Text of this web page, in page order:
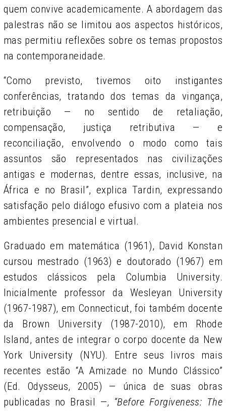
quem convive academicamente. A abordagem das
palestras não se limitou aos aspectos históricos,
mas permitiu reflexões sobre os temas propostos
na contemporaneidade.
“Como previsto, tivemos oito instigantes
conferências, tratando dos temas da vingança,
retribuição — no sentido de retaliação,
compensação, justiça retributiva — e
reconciliação, envolvendo o modo como tais
assuntos são representados nas civilizações
antigas e modernas, dentre essas, inclusive, na
África e no Brasil”, explica Tardin, expressando
satisfação pelo diálogo efusivo com a plateia nos
ambientes presencial e virtual.
Graduado em matemática (1961), David Konstan
cursou mestrado (1963) e doutorado (1967) em
estudos clássicos pela Columbia University.
Inicialmente professor da Wesleyan University
(1967-1987), em Connecticut, foi também docente
da Brown University (1987-2010), em Rhode
Island, antes de integrar o corpo docente da New
York University (NYU). Entre seus livros mais
recentes estão “A Amizade no Mundo Clássico”
(Ed. Odysseus, 2005) — única de suas obras
publicadas no Brasil —, “Before Forgiveness: The